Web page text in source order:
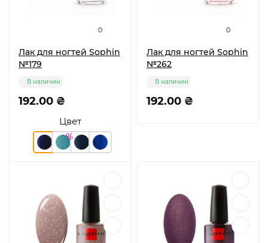
0
Лак для ногтей Sophin
№179
Цвет
192.00 ₴
В наличии
0
Лак для ногтей Sophin
№262
192.00 ₴
В наличии